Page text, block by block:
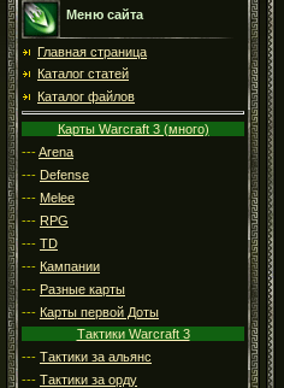
Меню сайта
Главная страница
Каталог статей
Каталог файлов
Карты Warcraft 3 (много)
---Arena
--- Defense
--- Melee
--- RPG
--- TD
--- Кампании
--- Разные карты
--- Карты первой Доты
Тактики Warcraft 3
--- Тактики за альянс
--- Тактики за орду